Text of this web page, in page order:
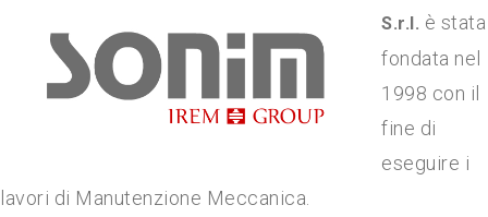
S.r.l. è stata
fondata nel
1998 con il
fine di
eseguire i
lavori di Manutenzione Meccanica.